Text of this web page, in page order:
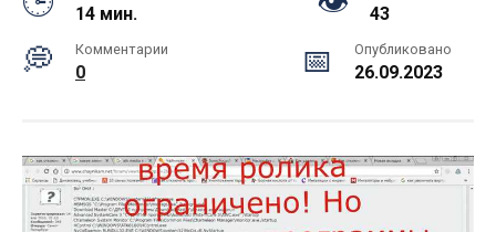
14 мин. 43
Комментарии
0
Опубликовано
26.09.2023